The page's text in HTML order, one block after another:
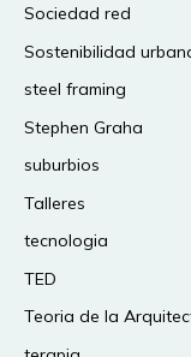
Sociedad red
Sostenibilidad
steel framing
Stephen Graha
suburbios
Talleres
tecnologia
TED
Teoria de la